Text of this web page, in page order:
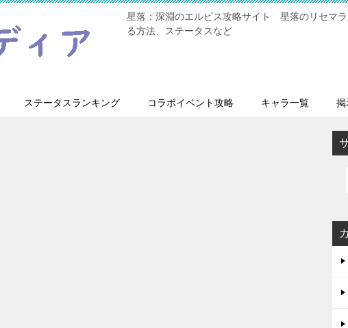
星落：深淵のエルピス攻略サイト 星落のリセマ
る方法、ステータスなど
ステータスランキング コラボイベント攻略 キャラ一覧 掲